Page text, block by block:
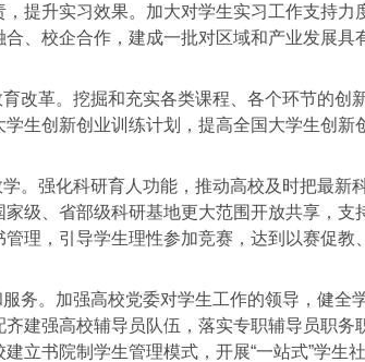
提升实习效果。加大对学生实习工作支持
、校企合作，建成一批对区域和产业发展具
革。挖掘和充实各类课程、各个环节的创
生创新创业训练计划，提高全国大学生创新
强化科研育人功能，推动高校及时把最新
级、省部级科研基地更大范围开放共享，
理，引导学生理性参加竞赛，达到以赛促教
。加强高校党委对学生工作的领导，健全
建强高校辅导员队伍，落实专职辅导员职
立书院制学生管理模式，开展“一站式”学